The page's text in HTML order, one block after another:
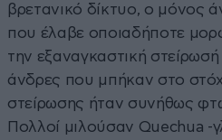
βρετανικό δίκτυο, ο μόνος
που έλαβε οποιαδήποτε
την εξαναγκαστική στείρωσή
άνδρες που μπήκαν στο
στείρωσης ήταν συνήθως
Πολλοί μιλούσαν Quechua -